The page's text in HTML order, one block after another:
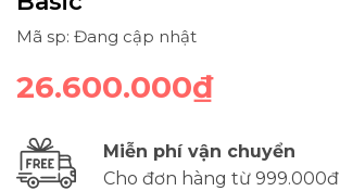
Mã sp: Đang cập nhật
26.600.000₫
Miễn phí vận chuyển
Cho đơn hàng từ 999.000đ